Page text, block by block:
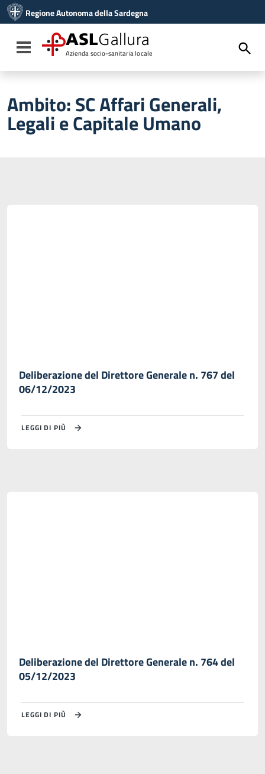
Vai al menu di navigazione
Vai al footer
Regione Autonoma della Sardegna
Toggle navigation
ASLGallura
Azienda socio-sanitaria locale
Ambito:SC Affari Generali,
Legali e Capitale Umano
Deliberazione del Direttore Generale n. 767 del
06/12/2023
LEGGI DI PIÙ
Deliberazione del Direttore Generale n. 764 del
05/12/2023
LEGGI DI PIÙ